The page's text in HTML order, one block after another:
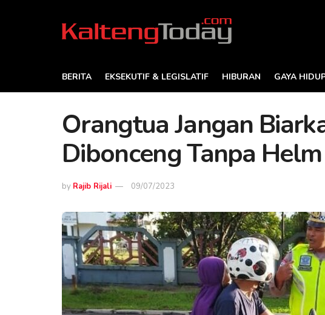
BERITA EKSEKUTIF & LEGISLATIF HIBURAN GAYA
Orangtua Jangan
Dibonceng Tanpa Helm
by Rajib Rijali 09/07/2023